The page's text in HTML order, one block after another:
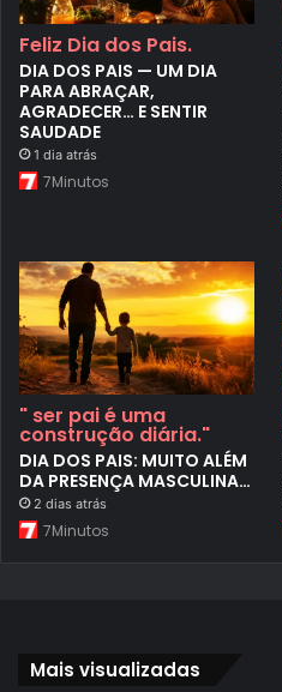
Feliz Dia dos Pais.
DIA DOS PAIS — UM DIA
PARA ABRAÇAR,
AGRADECER… E SENTIR
SAUDADE
1 dia atrás
7Minutos
" ser pai é uma
construção diária."
DIA DOS PAIS: MUITO ALÉM
DA PRESENÇA MASCULINA…
2 dias atrás
7Minutos
Mais visualizadas